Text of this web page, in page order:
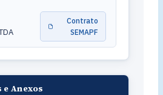
Contrato
SEMAPF
e Anexos